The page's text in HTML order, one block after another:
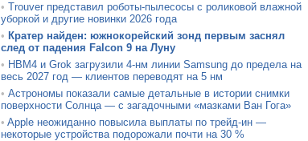
• Trouver представил роботы-пылесосы с роликовой влажной
уборкой и другие новинки 2026 года
• Кратер найден: южнокорейский зонд первым заснял
след от падения Falcon 9 на Луну
• HBM4 и Grok загрузили 4-нм линии Samsung до предела на
весь 2027 год — клиентов переводят на 5 нм
• Астрономы показали самые детальные в истории снимки
поверхности Солнца — с загадочными «мазками Ван Гога»
• Apple неожиданно повысила выплаты по трейд-ин —
некоторые устройства подорожали почти на 30 %